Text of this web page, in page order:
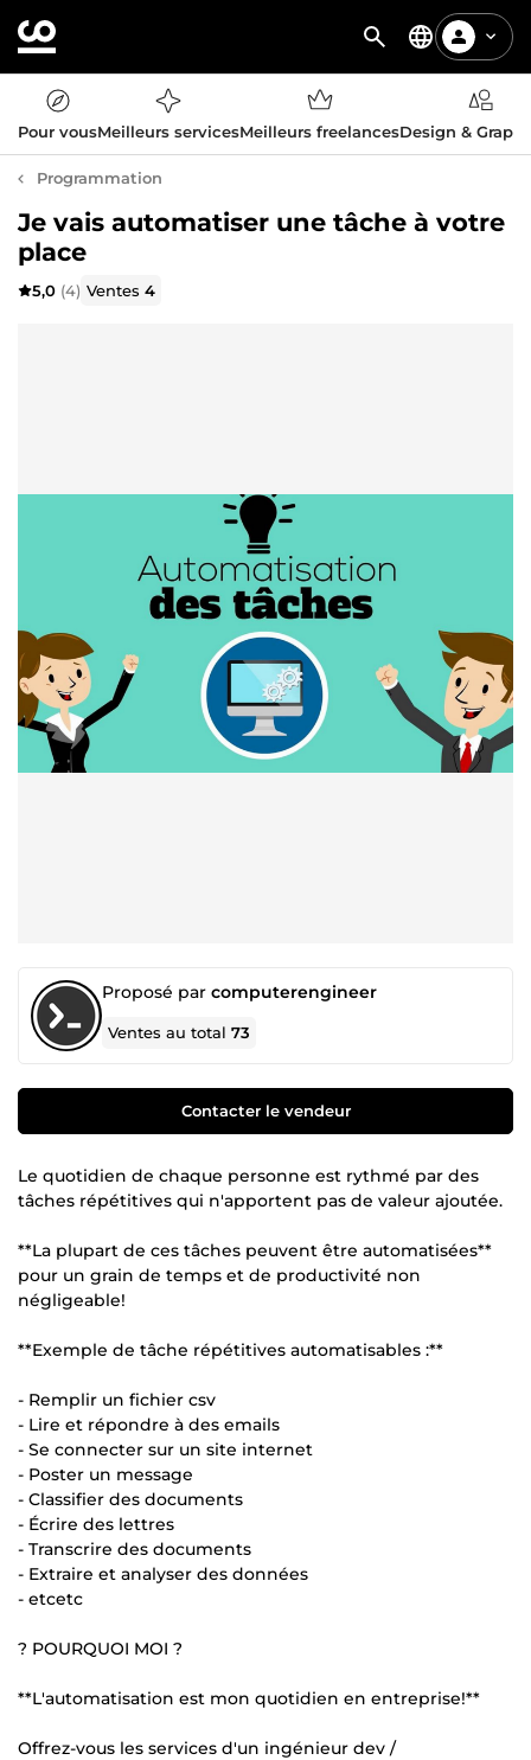
Pour vousMeilleurs servicesMeilleurs freelancesDesign &
Programmation
Je vais automatiser une tâche à votre
place
5,0 (4) Ventes4
Proposé par computerengineer
Ventes au total73
Contacter le vendeur
Le quotidien de chaque personne est rythmé par des
tâches répétitives qui n'apportent pas de valeur ajoutée.
**La plupart de ces tâches peuvent être automatisées**
pour un grain de temps et de productivité non
négligeable!
**Exemple de tâche répétitives automatisables :**
- Remplir un fichier csv
- Lire et répondre à des emails
- Se connecter sur un site internet
- Poster un message
- Classifier des documents
- Écrire des lettres
- Transcrire des documents
- Extraire et analyser des données
- etcetc
? POURQUOI MOI ?
**L'automatisation est mon quotidien en entreprise!**
Offrez-vous les services d'un ingénieur dev /